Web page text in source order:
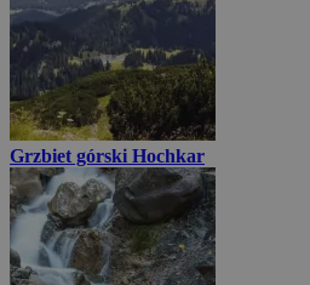
Grzbiet górski Hochkar